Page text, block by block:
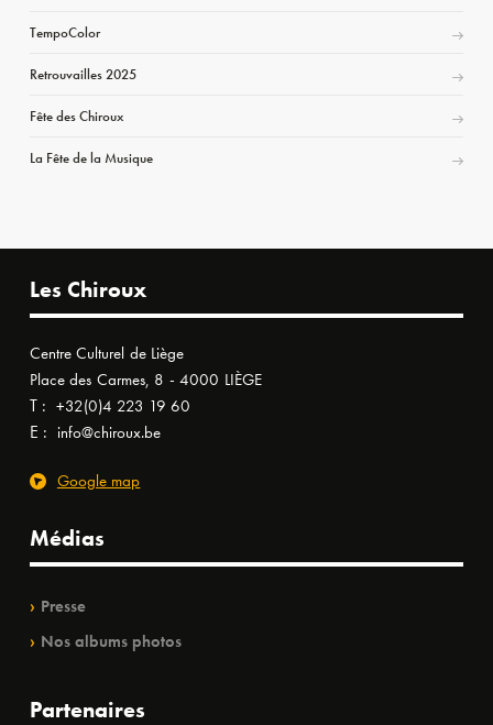
TempoColor
Retrouvailles 2025
Fête des Chiroux
La Fête de la Musique
Les Chiroux
Centre Culturel de Liège
Place des Carmes, 8 - 4000 LIÈGE
T : +32(0)4 223 19 60
E : info@chiroux.be
Google map
Médias
Presse
Nos albums photos
Partenaires